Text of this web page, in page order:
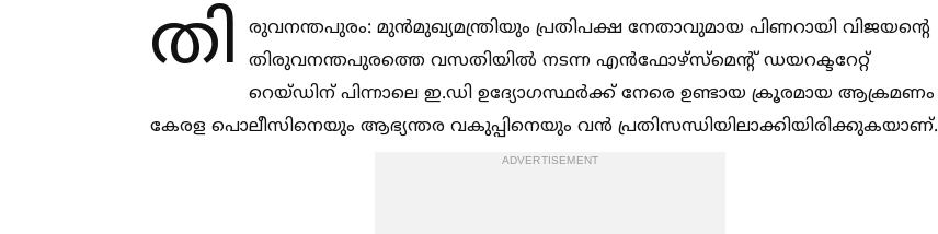
തി
രുവനന്തപുരം: മുന്‍മുഖ്യമന്ത്രിയും പ്രതിപക്ഷ നേതാവുമായ പിണറായി വിജയന്റെ
തിരുവനന്തപുരത്തെ വസതിയില്‍ നടന്ന എന്‍ഫോഴ്സ്മെന്റ് ഡയറക്ടറേറ്റ്
റെയ്ഡിന് പിന്നാലെ ഇ.ഡി ഉദ്യോഗസ്ഥര്‍ക്ക് നേരെ ഉണ്ടായ ക്രൂരമായ ആക്രമണം
കേരള പൊലീസിനെയും ആഭ്യന്തര വകുപ്പിനെയും വന്‍ പ്രതിസന്ധിയിലാക്കിയിരിക്കുകയാണ്.
ADVERTISEMENT